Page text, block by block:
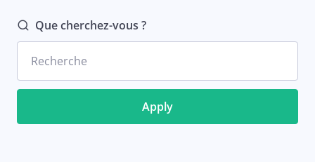
Que cherchez-vous ?
Recherche